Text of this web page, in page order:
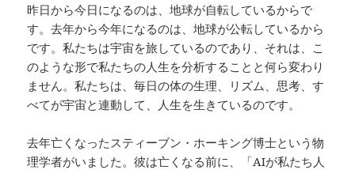
昨日から今日になるのは、地球が自転しているからで
す。去年から今年になるのは、地球が公転しているから
です。私たちは宇宙を旅しているのであり、それは、こ
のような形で私たちの人生を分析することと何ら変わり
ません。私たちは、毎日の体の生理、リズム、思考、す
べてが宇宙と連動して、人生を生きているのです。
去年亡くなったスティーブン・ホーキング博士という物
理学者がいました。彼は亡くなる前に、「AIが私たち人